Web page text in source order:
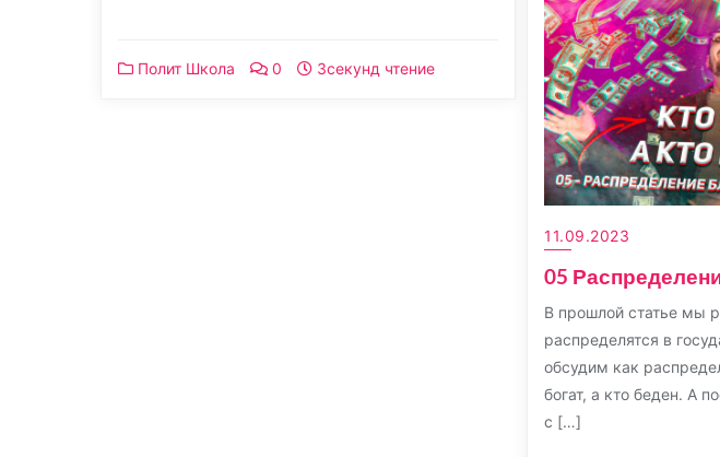
Полит Школа 0 3секунд чтение
11.09.2023
05
В прошлой статье мы
распределятся в
обсудим как
богат, а кто беден. А
с […]